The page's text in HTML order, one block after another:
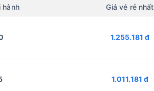
hành Giá vé rẻ nhất
1.255.181 đ
1.011.181 đ